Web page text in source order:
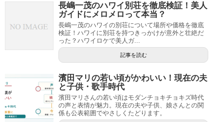
長嶋一茂のハワイ別荘を徹底検証！美人
ガイドにメロメロって本当？
長嶋一茂のハワイの別荘について場所や価格を徹底
検証！ハワイに別荘を持つきっかけが意外と壮絶だ
った？ハワイロケで美人ガ...
記事を読む
濱田マリの若い頃がかわいい！現在の夫
と子供・歌手時代
濱田マリさんの若い頃はモダンチョキチョキズ時代
の声と表情が魅力。現在の夫や子供、娘さんとの関
係も公表範囲でやさしくたどります。